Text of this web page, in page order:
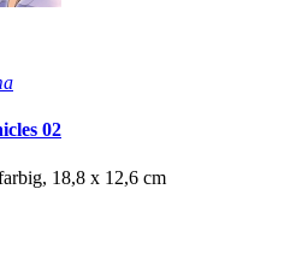
02
18,8 x 12,6 cm